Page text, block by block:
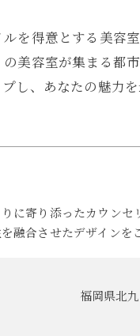
を得意とする美容
美容室が集まる都
し、あなたの魅力
に寄り添ったカウン
融合させたデザインを
福岡県北